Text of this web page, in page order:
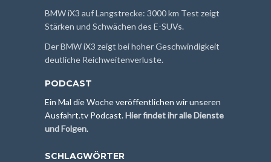
BMW iX3 auf Langstrecke: 3000 km Test zeigt
Stärken und Schwächen des E-SUVs.
Der BMW iX3 zeigt bei hoher Geschwindigkeit
deutliche Reichweitenverluste.
PODCAST
Ein Mal die Woche veröffentlichen wir unseren
Ausfahrt.tv Podcast.Hier findet ihr alle Dienste
und Folgen.
SCHLAGWÖRTER